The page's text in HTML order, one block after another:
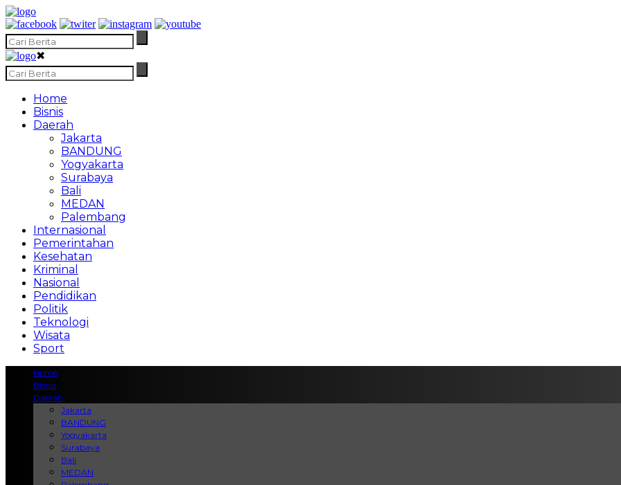
✖
Home
Bisnis
Daerah
Jakarta
BANDUNG
Yogyakarta
Surabaya
Bali
MEDAN
Palembang
Internasional
Pemerintahan
Kesehatan
Kriminal
Nasional
Pendidikan
Politik
Teknologi
Wisata
Sport
Home
Bisnis
Daerah
Jakarta
BANDUNG
Yogyakarta
Surabaya
Bali
MEDAN